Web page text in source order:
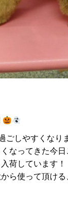
ごしやすくなり
なってきた今
荷しています
ら使って頂け